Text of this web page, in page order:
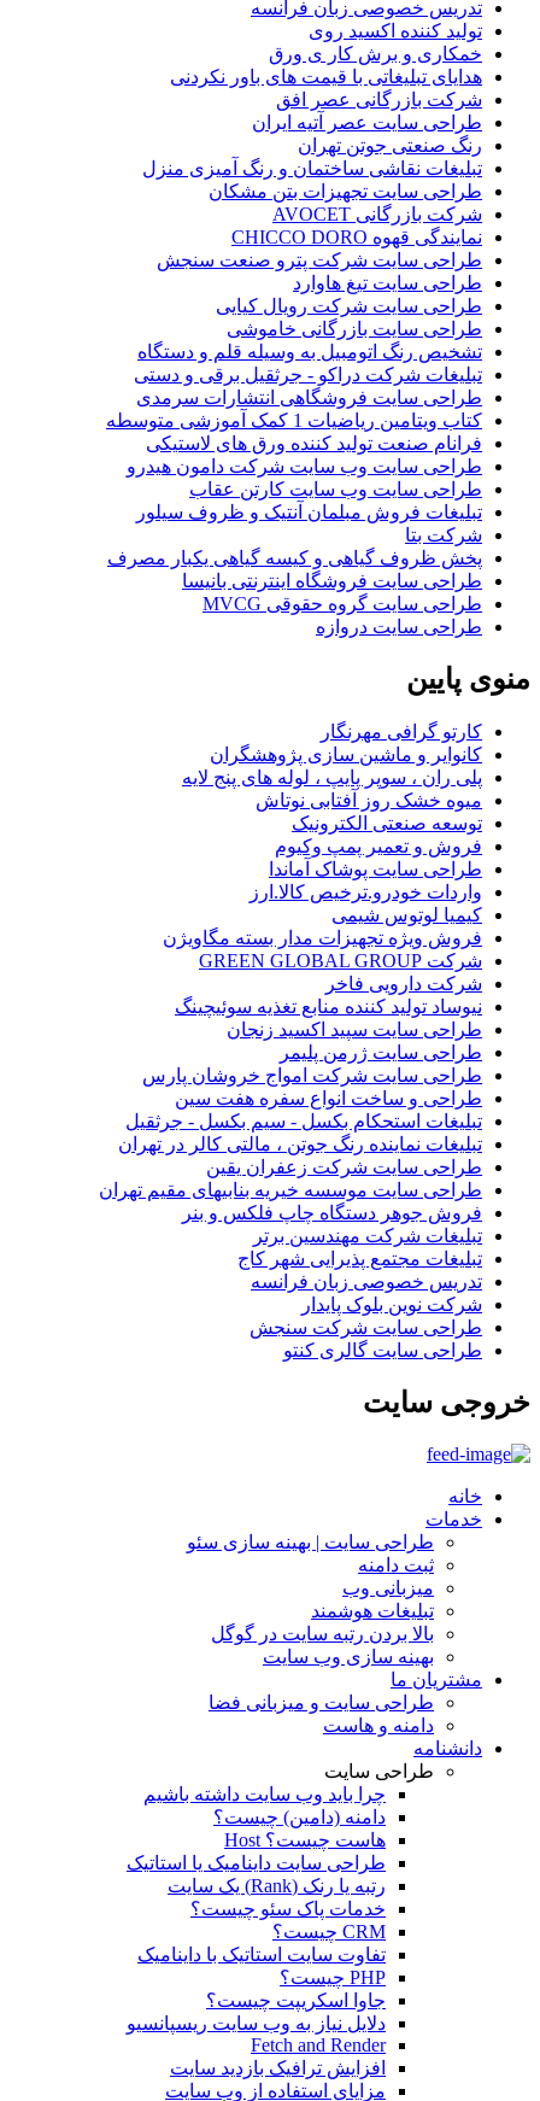
تدریس خصوصی زبان فرانسه
تولید کننده اکسید روی
خمکاری و برش کار ی ورق
هدایای تبلیغاتی با قیمت های باور نکردنی
شرکت بازرگانی عصر افق
طراحی سایت عصر آتیه ایران
رنگ صنعتی جوتن تهران
تبلیغات نقاشی ساختمان و رنگ آمیزی منزل
طراحی سایت تجهیزات بتن مشکان
شرکت بازرگانی AVOCET
نمایندگی قهوه CHICCO DORO
طراحی سایت شرکت پترو صنعت سنجش
طراحی سایت تیغ هاوارد
طراحی سایت شرکت رویال کیایی
طراحی سایت بازرگانی خاموشی
تشخیص رنگ اتومبیل به وسیله قلم و دستگاه
تبلیغات شرکت دراکو - جرثقیل برقی و دستی
طراحی سایت فروشگاهی انتشارات سرمدی
کتاب ویتامین ریاضیات 1 کمک آموزشی متوسطه
فرانام صنعت تولید کننده ورق های لاستیکی
طراحی سایت وب سایت شرکت دامون هیدرو
طراحی سایت وب سایت کارتن عقاب
تبلیغات فروش مبلمان آنتیک و ظروف سیلور
شرکت بتا
پخش ظروف گیاهی و کیسه گیاهی یکبار مصرف
طراحی سایت فروشگاه اینترنتی بانیسا
طراحی سایت گروه حقوقی MVCG
طراحی سایت دروازه
منوی پایین
کارتو گرافی مهرنگار
کانوایر و ماشین سازی پژوهشگران
پلی ران ، سوپر پایپ ، لوله های پنج لایه
میوه خشک روز آفتابی نوتاش
توسعه صنعتی الکترونیک
فروش و تعمیر پمپ وکیوم
طراحی سایت پوشاک آماندا
واردات خودرو.ترخیص کالا.ارز
کیمیا لوتوس شیمی
فروش ویژه تجهیزات مدار بسته مگاویژن
شرکت GREEN GLOBAL GROUP
شرکت دارویی فاخر
نیوساد تولید کننده منابع تغذیه سوئیچینگ
طراحی سایت سپید اکسید زنجان
طراحی سایت ژرمن پلیمر
طراحی سایت شرکت امواج خروشان پارس
طراحی و ساخت انواع سفره هفت سین
تبلیغات استحکام بکسل - سیم بکسل - جرثقیل
تبلیغات نماینده رنگ جوتن ، مالتی کالر در تهران
طراحی سایت شرکت زعفران یقین
طراحی سایت موسسه خیریه بنابیهای مقیم تهران
فروش جوهر دستگاه چاپ فلکس و بنر
تبلیغات شرکت مهندسین برتر
تبلیغات مجتمع پذیرایی شهر کاج
تدریس خصوصی زبان فرانسه
شرکت نوین بلوک پایدار
طراحی سایت شرکت سنجش
طراحی سایت گالری کنتو
خروجی سایت
خانه
خدمات
طراحی سایت | بهینه سازی سئو
ثبت دامنه
میزبانی وب
تبلیغات هوشمند
بالا بردن رتبه سایت در گوگل
بهینه سازی وب سایت
مشتریان ما
طراحی سایت و میزبانی فضا
دامنه و هاست
دانشنامه
طراحی سایت
چرا باید وب سایت داشته باشیم
دامنه (دامین) چیست؟
هاست چیست؟ Host
طراحی سایت داینامیک یا استاتیک
رتبه یا رنک (Rank) یک سایت
خدمات پاک سئو چیست؟
CRM چیست؟
تفاوت سایت استاتیک با داینامیک
PHP چیست؟
جاوا اسکریپت چیست؟
دلايل نياز به وب سايت ريسپانسيو
Fetch and Render
افزایش ترافیک بازدید سایت
مزاياي استفاده از وب سايت